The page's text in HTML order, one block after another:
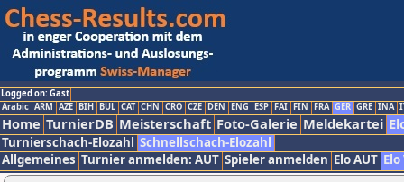
Logged on: Gast
Arabic ARM AZE BIH BUL CAT CHN CRO CZE DEN ENG ESP FAI FIN FRA GER GRE INA
Home TurnierDB Meisterschaft Foto-Galerie Meldekartei
Turnierschach-Elozahl Schnellschach-Elozahl
Allgemeines Turnier anmelden: AUT Spieler anmelden Elo AUT